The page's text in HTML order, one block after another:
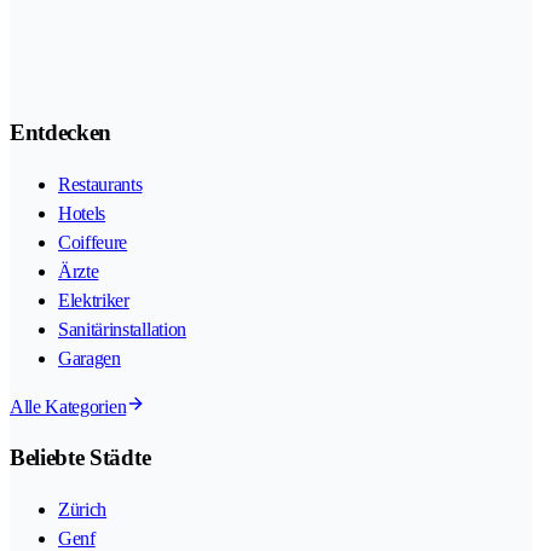
Entdecken
Restaurants
Hotels
Coiffeure
Ärzte
Elektriker
Sanitärinstallation
Garagen
Alle Kategorien
Beliebte Städte
Zürich
Genf